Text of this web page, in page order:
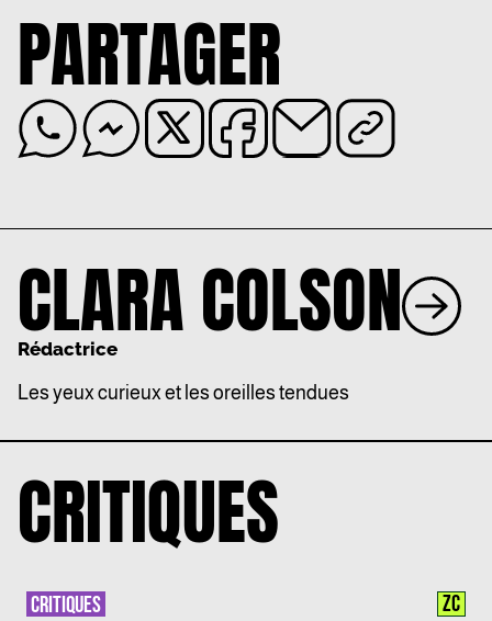
PARTAGER
CLARA COLSON
Rédactrice
Les yeux curieux et les oreilles tendues
CRITIQUES
CRITIQUES ZC